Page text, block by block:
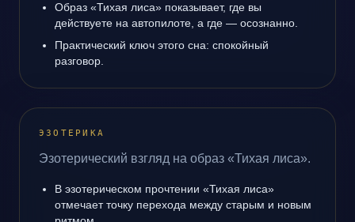
Образ «Тихая лиса» показывает, где вы
действуете на автопилоте, а где — осознанно.
Практический ключ этого сна: спокойный
разговор.
ЭЗОТЕРИКА
Эзотерический взгляд на образ «Тихая лиса».
В эзотерическом прочтении «Тихая лиса»
отмечает точку перехода между старым и новым